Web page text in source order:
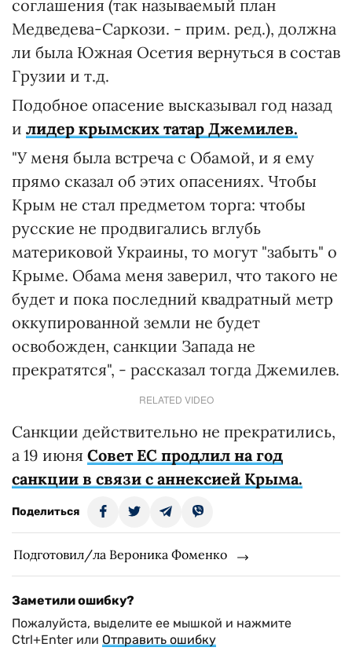
соглашения (так называемый план
Медведева-Саркози. - прим. ред.), должна
ли была Южная Осетия вернуться в состав
Грузии и т.д.
Подобное опасение высказывал год назад
и лидер крымских татар Джемилев.
"У меня была встреча с Обамой, и я ему
прямо сказал об этих опасениях. Чтобы
Крым не стал предметом торга: чтобы
русские не продвигались вглубь
материковой Украины, то могут "забыть" о
Крыме. Обама меня заверил, что такого не
будет и пока последний квадратный метр
оккупированной земли не будет
освобожден, санкции Запада не
прекратятся", - рассказал тогда Джемилев.
RELATED VIDEO
Санкции действительно не прекратились,
а 19 июня Совет ЕС продлил на год
санкции в связи с аннексией Крыма.
Поделиться
Подготовил/ла Вероника Фоменко
Заметили ошибку?
Пожалуйста, выделите ее мышкой и нажмите
Ctrl+Enter или Отправить ошибку